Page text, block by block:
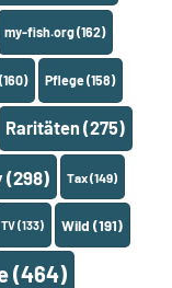
my-fish.org(162)
(160) Pflege(158)
Raritäten (275)
(298) Tax(149)
TV(133) Wild (191)
(464)